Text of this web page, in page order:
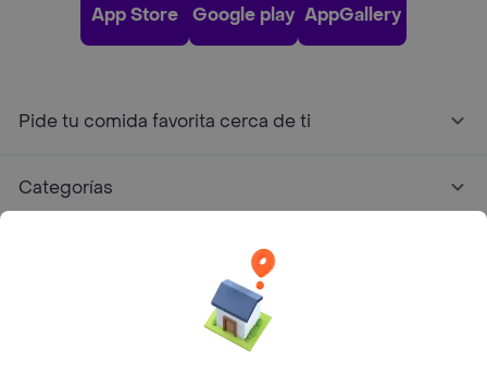
App Store Google play AppGallery
Pide tu comida favorita cerca de ti
Categorías